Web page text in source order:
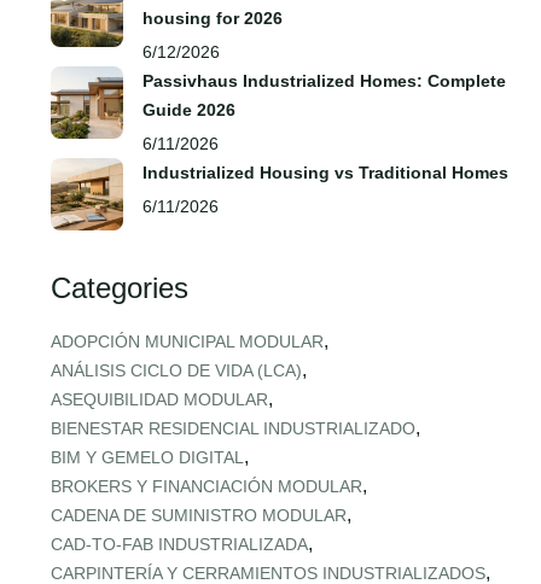
housing for 2026
6/12/2026
Passivhaus Industrialized Homes: Complete
Guide 2026
6/11/2026
Industrialized Housing vs Traditional Homes
6/11/2026
Categories
ADOPCIÓN MUNICIPAL MODULAR,
ANÁLISIS CICLO DE VIDA (LCA),
ASEQUIBILIDAD MODULAR,
BIENESTAR RESIDENCIAL INDUSTRIALIZADO,
BIM Y GEMELO DIGITAL ,
BROKERS Y FINANCIACIÓN MODULAR,
CADENA DE SUMINISTRO MODULAR,
CAD‑TO‑FAB INDUSTRIALIZADA,
CARPINTERÍA Y CERRAMIENTOS INDUSTRIALIZADOS,